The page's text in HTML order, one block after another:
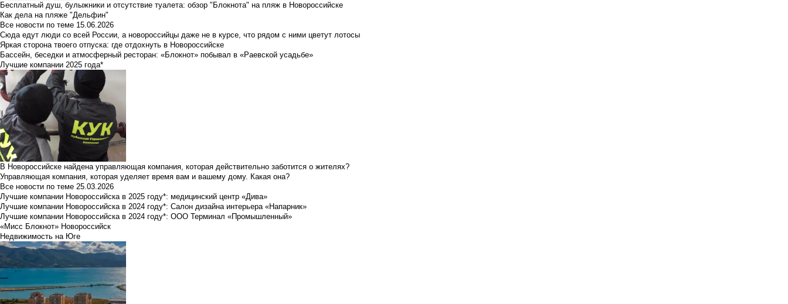
Бесплатный душ, булыжники и отсутствие туалета: обзор "Блокнота" на пляж в Новороссийске
Как дела на пляже "Дельфин"
Все новости по теме 15.06.2026
Сюда едут люди со всей России, а новороссийцы даже не в курсе, что рядом с ними цветут лотосы
Яркая сторона твоего отпуска: где отдохнуть в Новороссийске
Бассейн, беседки и атмосферный ресторан: «Блокнот» побывал в «Раевской усадьбе»
Лучшие компании 2025 года*
В Новороссийске найдена управляющая компания, которая действительно заботится о жителях?
Управляющая компания, которая уделяет время вам и вашему дому. Какая она?
Все новости по теме 25.03.2026
Лучшие компании Новороссийска в 2025 году*: медицинский центр «Дива»
Лучшие компании Новороссийска в 2024 году*: Салон дизайна интерьера «Напарник»
Лучшие компании Новороссийска в 2024 году*: ООО Терминал «Промышленный»
«Мисс Блокнот» Новороссийск
Недвижимость на Юге